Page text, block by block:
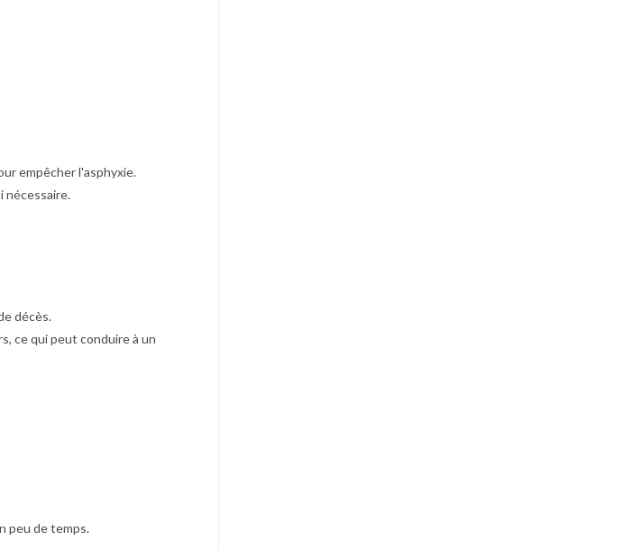
empêcher l'asphyxie.
nécessaire.
décès.
ce qui peut conduire à un
peu de temps.